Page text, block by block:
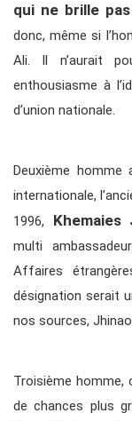
qui ne brille
donc, même si
Ali. Il n’aurait
enthousiasme à
d’union nationale.
Deuxième homme
internationale,
1996, Khemaies
multi
Affaires
désignation serait
nos sources,
Troisième
de chances plus